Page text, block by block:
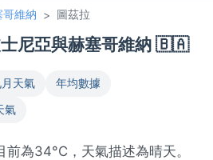
維納 > 圖茲拉
士尼亞與赫塞哥維納 🇧🇦
月天氣
年均數據
氣
為34°C，天氣描述為晴天。